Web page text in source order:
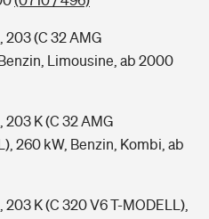
203 (C 32 AMG
Limousine, ab 2000
K (C 32 AMG
260 kW, Benzin, Kombi, ab
K (C 320 V6 T-MODELL),